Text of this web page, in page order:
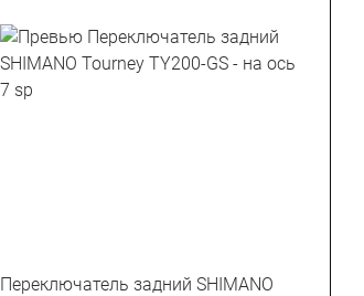
Переключатель задний SHIMANO